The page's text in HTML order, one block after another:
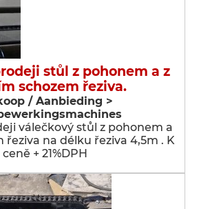
stůl z pohonem a z
schozem řeziva.
/ Aanbieding >
válečkový stůl z pohonem a
řeziva na délku řeziva 4,5m . K
ceně + 21%DPH